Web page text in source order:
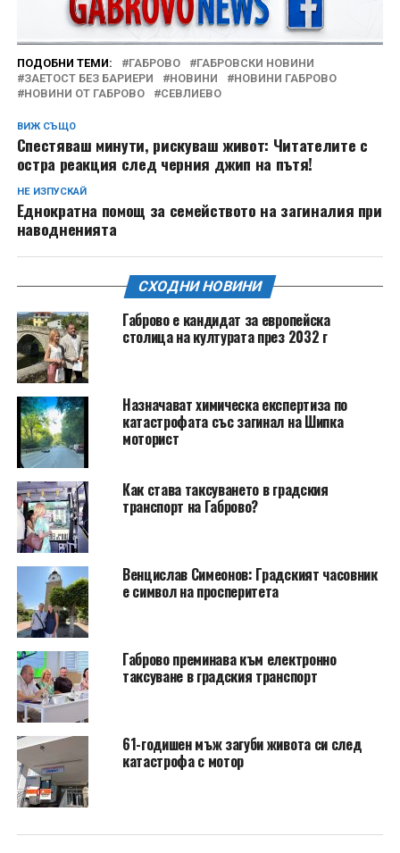
ПОДОБНИ ТЕМИ: ГАБРОВО
ГАБРОВСКИ НОВИНИ
ЗАЕТОСТ БЕЗ БАРИЕРИ
НОВИНИ
НОВИНИ ГАБРОВО
НОВИНИ ОТ ГАБРОВО
СЕВЛИЕВО
ВИЖ СЪЩО
Спестяваш минути, рискуваш живот: Читателите с
остра реакция след черния джип на пътя!
НЕ ИЗПУСКАЙ
Еднократна помощ за семейството на загиналия при
наводненията
СХОДНИ НОВИНИ
Габрово е кандидат за европейска
столица на културата през 2032 г
Назначават химическа експертиза по
катастрофата със загинал на Шипка
моторист
Как става таксуването в градския
транспорт на Габрово?
Венцислав Симеонов: Градският часовник
е символ на просперитета
Габрово преминава към електронно
таксуване в градския транспорт
61-годишен мъж загуби живота си след
катастрофа с мотор